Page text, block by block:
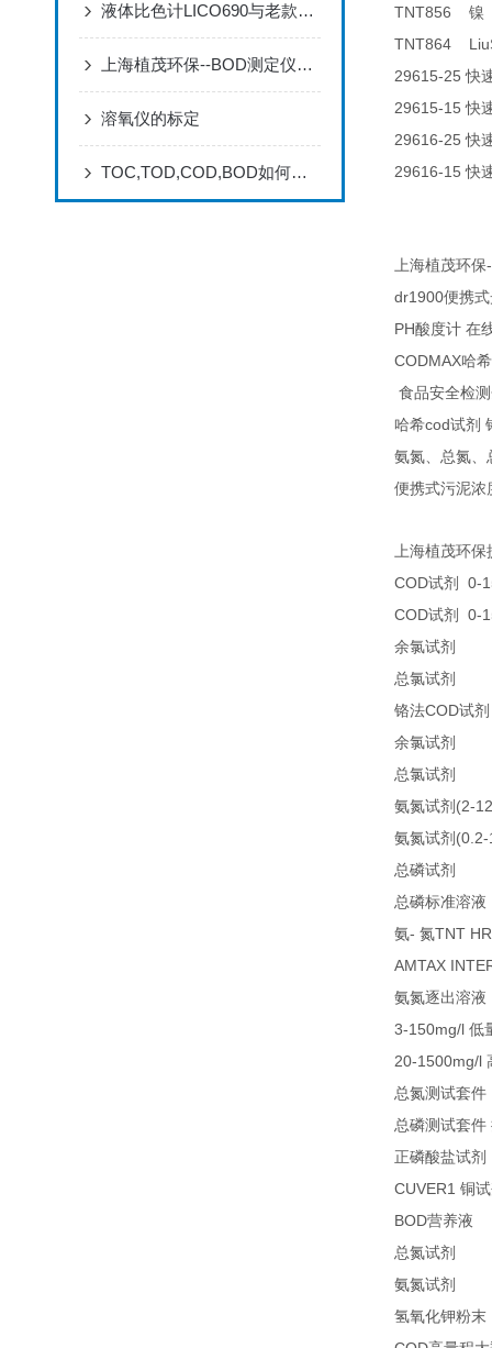
液体比色计LICO690与老款比色计LICO500的区别
上海植茂环保--BOD测定仪优势
溶氧仪的标定
TOC,TOD,COD,BOD如何区别
TNT856 镍
TNT864
29615-25快
29615-15快
29616-25快
29616-15快
上海植茂环保-
dr1900便携
PH酸度计 在
CODMAX哈
食品安全检
哈希cod试剂
氨氮、总氮、
便携式污泥浓
上海植茂环保
COD试剂
0-
COD试剂 0-
余氯试剂
总氯试剂
铬法COD试剂
余氯试剂
总氯试剂
氨氮试剂 (2-
氨氮试剂
总磷试剂
总磷标准溶液
氨- 氮TNT HR
AMTAX
氨氮逐出溶液
3-150mg/l 低
20-1500mg/l
总氮测试套件
总磷测试套件
正磷酸盐试剂
CUVER1 铜
BOD营养液
总氮试剂
氨氮试剂
氢氧化钾粉末